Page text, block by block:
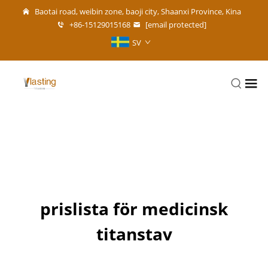
Baotai road, weibin zone, baoji city, Shaanxi Province, Kina
+86-15129015168
[email protected]
SV
prislista för medicinsk
titanstav